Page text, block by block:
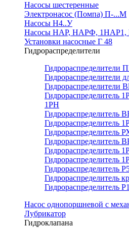
Насосы шестеренные
Электронасос (Помпа) П-...М
Насосы Н4..У
Насосы НАР, НАРФ, 1НАР1,
Установки насосные Г 48
Гидрораспределители
Гидрораспределители
Гидрораспределители
Гидрораспределитель
1РН
Гидрораспределитель
Гидрораспределитель
Гидрораспределитель
Гидрораспределитель
Гидрораспределитель
Гидрораспределитель
Гидрораспределитель
Гидрораспределитель
Насос однопоршневой с
Лубрикатор
Гидроклапана